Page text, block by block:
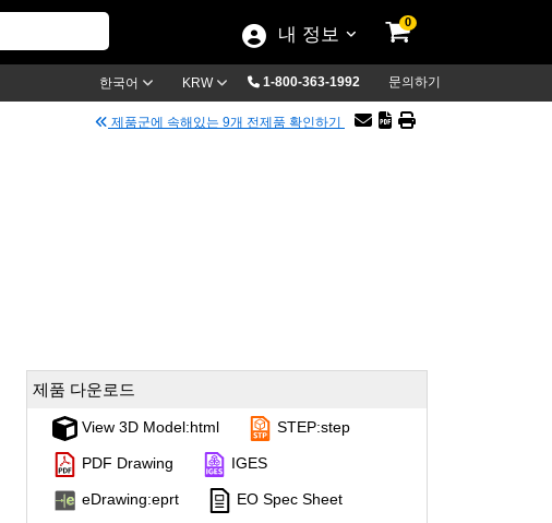
내 정보
0
한국어 KRW 1-800-363-1992 문의하기
제품군에 속해있는 9개 전제품 확인하기
제품 다운로드
View 3D Model:html STEP:step
PDF Drawing IGES
eDrawing:eprt EO Spec Sheet